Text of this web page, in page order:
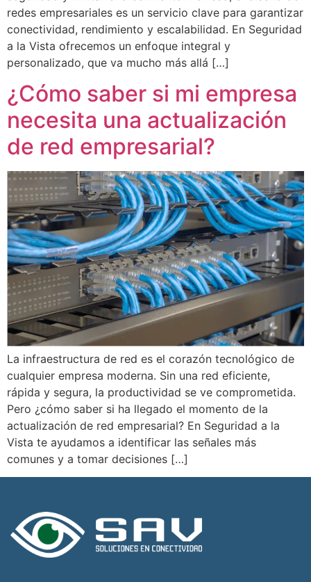
redes empresariales es un servicio clave para garantizar
conectividad, rendimiento y escalabilidad. En Seguridad
a la Vista ofrecemos un enfoque integral y
personalizado, que va mucho más allá […]
¿Cómo saber si mi empresa
necesita una actualización
de red empresarial?
La infraestructura de red es el corazón tecnológico de
cualquier empresa moderna. Sin una red eficiente,
rápida y segura, la productividad se ve comprometida.
Pero ¿cómo saber si ha llegado el momento de la
actualización de red empresarial? En Seguridad a la
Vista te ayudamos a identificar las señales más
comunes y a tomar decisiones […]